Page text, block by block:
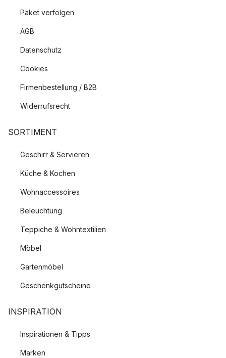
Paket verfolgen
AGB
Datenschutz
Cookies
Firmenbestellung / B2B
Widerrufsrecht
SORTIMENT
Geschirr & Servieren
Küche & Kochen
Wohnaccessoires
Beleuchtung
Teppiche & Wohntextilien
Möbel
Gartenmöbel
Geschenkgutscheine
INSPIRATION
Inspirationen & Tipps
Marken